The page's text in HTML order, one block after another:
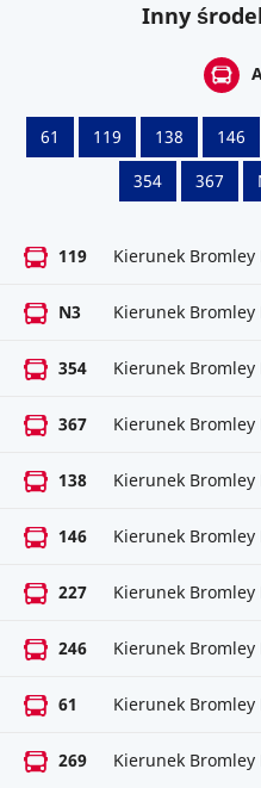
Inny
61 119 138 146
354
367
119 Kierunek Bromley
N3 Kierunek Bromley
354 Kierunek
367 Kierunek
138 Kierunek
146 Kierunek
227 Kierunek
246 Kierunek
61 Kierunek
269 Kierunek